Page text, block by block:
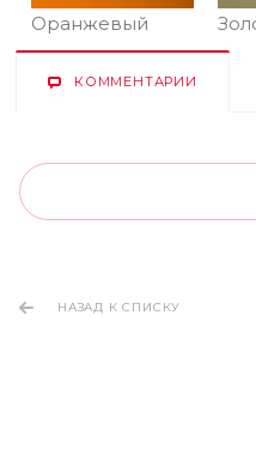
Оранжевый
КОММЕНТАРИИ
НАЗАД К СПИСКУ